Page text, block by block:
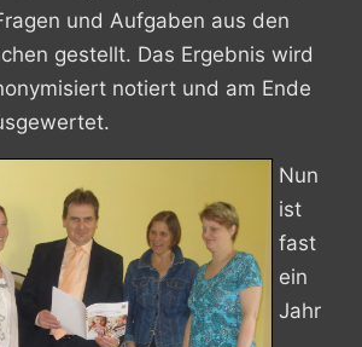
und Aufgaben aus den
gestellt. Das Ergebnis wird
notiert und am Ende
Nun
ist
fast
ein
Jahr